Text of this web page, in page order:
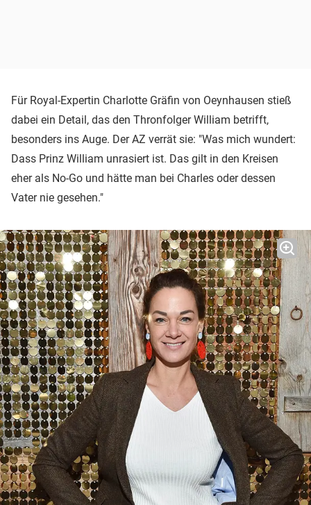
Für Royal-Expertin Charlotte Gräfin von Oeynhausen stieß
dabei ein Detail, das den Thronfolger William betrifft,
besonders ins Auge. Der AZ verrät sie: "Was mich wundert:
Dass Prinz William unrasiert ist. Das gilt in den Kreisen
eher als No-Go und hätte man bei Charles oder dessen
Vater nie gesehen."